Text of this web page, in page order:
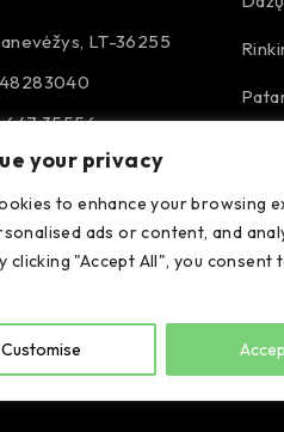
your privacy
to enhance your browsing
ads or content, and
clicking "Accept All", you consent
Customise
LT-36255
647 35556